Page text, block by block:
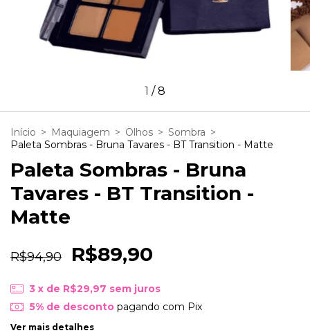
1 /8
Início > Maquiagem > Olhos > Sombra >
Paleta Sombras - Bruna Tavares - BT Transition - Matte
Paleta Sombras - Bruna
Tavares - BT Transition -
Matte
R$94,90 R$89,90
3 x de R$29,97 sem juros
5% de descontopagando com Pix
Ver mais detalhes